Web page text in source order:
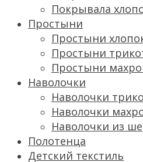
Покрывала
Простыни
Простыни
Простыни
Простыни
Наволочки
Наволочки
Наволочки
Наволочки из
Полотенца
Детский текстиль